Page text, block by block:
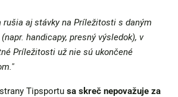
aj stávky na Príležitosti s daným
handicapy, presný výsledok), v
Príležitosti už nie sú ukončené
Tipsportu sa skreč nepovažuje za